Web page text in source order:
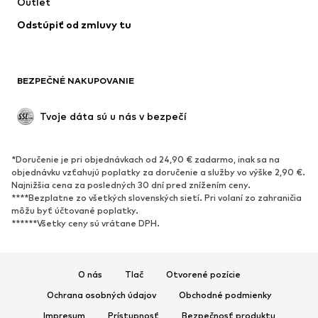
Odstúpiť od zmluvy tu
BEZPEČNÉ NAKUPOVANIE
Tvoje dáta sú u nás v bezpečí
*Doručenie je pri objednávkach od 24,90 € zadarmo, inak sa na
objednávku vzťahujú poplatky za doručenie a služby vo výške 2,90 €.
Najnižšia cena za posledných 30 dní pred znížením ceny.
****Bezplatne zo všetkých slovenských sietí. Pri volaní zo zahraničia
môžu byť účtované poplatky.
******Všetky ceny sú vrátane DPH.
O nás Tlač
Otvorené pozície
Ochrana osobných údajov
Obchodné podmienky
Impresum
Prístupnosť Bezpečnosť produktu